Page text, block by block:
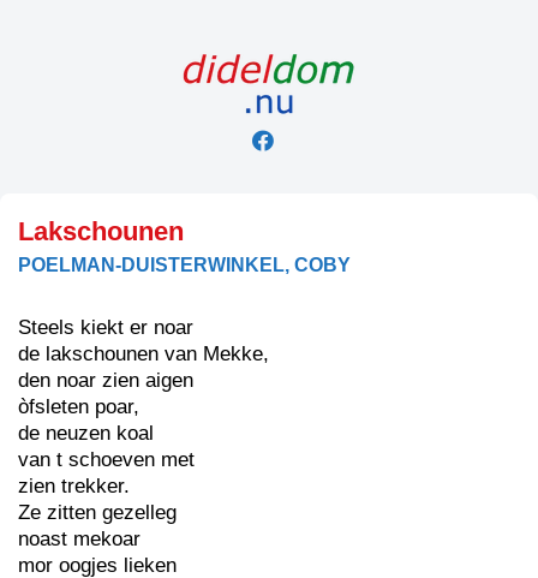
Lakschounen
POELMAN-DUISTERWINKEL, COBY
Steels kiekt er noar
de lakschounen van Mekke,
den noar zien aigen
òfsleten poar,
de neuzen koal
van t schoeven met
zien trekker.
Ze zitten gezelleg
noast mekoar
mor oogjes lieken